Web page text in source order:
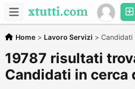
Home > Lavoro Servizi > Candidati
19787 risultati
Candidati in cerca